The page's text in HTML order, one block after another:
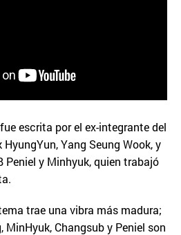
escrita por el ex-integrante del
Yang Seung Wook, y
Peniel y Minhyuk, quien trabajó
trae una vibra más madura;
MinHyuk, Changsub y Peniel son